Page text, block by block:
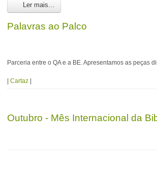
Ler mais...
Palavras ao Palco
Parceria entre o QA e a BE. Apresentamos as peças
|Cartaz
Outubro - Mês Internacional da